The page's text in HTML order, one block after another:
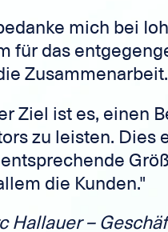
mich bei
für das
Zusammenarbeit.
Ziel ist es, einen
zu leisten. Dies
die Kunden."
Hallauer –